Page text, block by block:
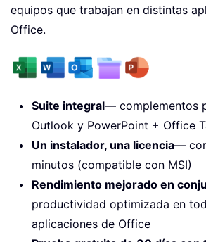
equipos que trabajan en distintas
Office.
Suite integral— complementos
Outlook y PowerPoint + Office
Un instalador, una licencia—
minutos (compatible con MSI)
Rendimiento mejorado en
productividad optimizada en
aplicaciones de Office